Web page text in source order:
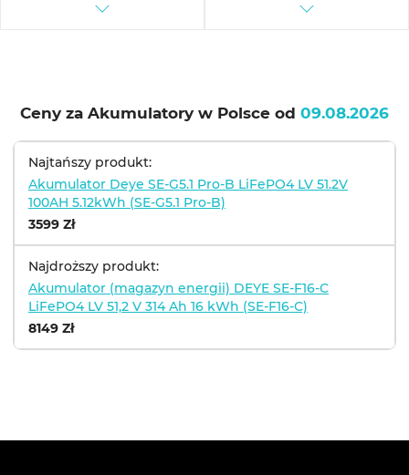
Ceny za Akumulatory w Polsce od 09.08.2026
Najtańszy produkt:
Akumulator Deye SE-G5.1 Pro-B LiFePO4 LV 51.2V
100AH 5.12kWh (SE-G5.1 Pro-B)
3599 Zł
Najdroższy produkt:
Akumulator (magazyn energii) DEYE SE-F16-С
LiFePO4 LV 51,2 V 314 Ah 16 kWh (SE-F16-С)
8149 Zł